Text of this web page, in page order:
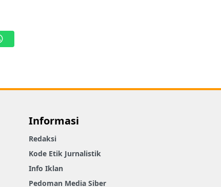
Informasi
Redaksi
Kode Etik Jurnalistik
Info Iklan
Pedoman Media Siber